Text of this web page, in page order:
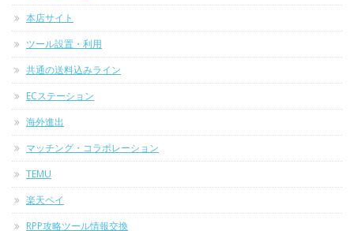
本店サイト
ツール設置・利用
共通の送料込みライン
ECステーション
海外進出
マッチング・コラボレーション
TEMU
楽天ペイ
RPP攻略ツール情報交換